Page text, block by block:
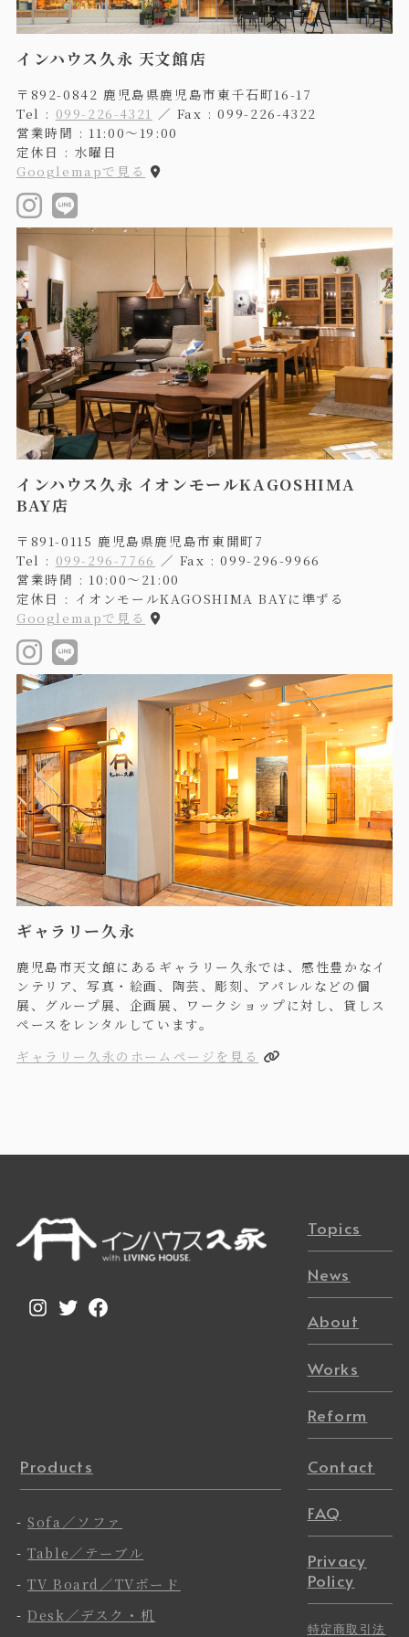
インハウス久永 天文館店
〒892-0842 鹿児島県鹿児島市東千石町16-17
Tel : 099-226-4321 ／ Fax : 099-226-4322
営業時間 : 11:00〜19:00
定休日 : 水曜日
Googlemapで見る
インハウス久永 イオンモールKAGOSHIMA
BAY店
〒891-0115 鹿児島県鹿児島市東開町7
Tel : 099-296-7766 ／ Fax : 099-296-9966
営業時間 : 10:00〜21:00
定休日 : イオンモールKAGOSHIMA BAYに準ずる
Googlemapで見る
ギャラリー久永
鹿児島市天文館にあるギャラリー久永では、感性豊かなイ
ンテリア、写真・絵画、陶芸、彫刻、アパレルなどの個
展、グループ展、企画展、ワークショップに対し、貸しス
ペースをレンタルしています。
ギャラリー久永のホームページを見る
Instagram
TwitterFacebook
Topics
News
About
Works
Reform
Products
-Sofa／ソファ
-Table／テーブル
-TV Board／TVボード
-Desk／デスク・机
Contact
FAQ
Privacy
Policy
特定商取引法